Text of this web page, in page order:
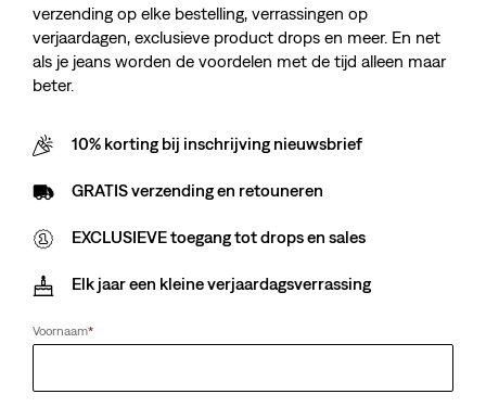
Sorry, We Kunnen De Pagina Die
Sorry voor het ongemak. Probeer het later nog eens.
verzending op elke bestelling, verrassingen op
verjaardagen, exclusieve product drops en meer. En net
als je jeans worden de voordelen met de tijd alleen maar
beter.
10% korting bij inschrijving nieuwsbrief
GRATIS verzending en retouneren
EXCLUSIEVE toegang tot drops en sales
Elk jaar een kleine verjaardagsverrassing
Voornaam*